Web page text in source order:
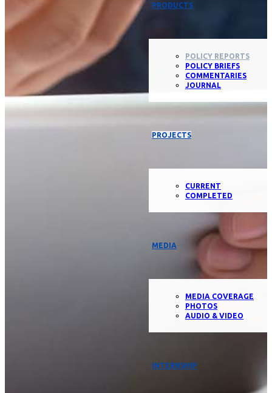
PRODUCTS
POLICY REPORTS
POLICY BRIEFS
COMMENTARIES
JOURNAL
PROJECTS
CURRENT
COMPLETED
MEDIA
MEDIA COVERAGE
PHOTOS
AUDIO & VIDEO
INTERNSHIP